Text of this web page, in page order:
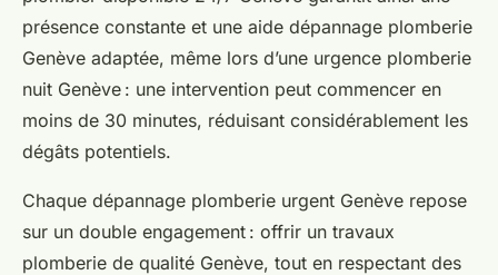
présence constante et une aide dépannage plomberie
Genève adaptée, même lors d’une urgence plomberie
nuit Genève : une intervention peut commencer en
moins de 30 minutes, réduisant considérablement les
dégâts potentiels.
Chaque dépannage plomberie urgent Genève repose
sur un double engagement : offrir un travaux
plomberie de qualité Genève, tout en respectant des